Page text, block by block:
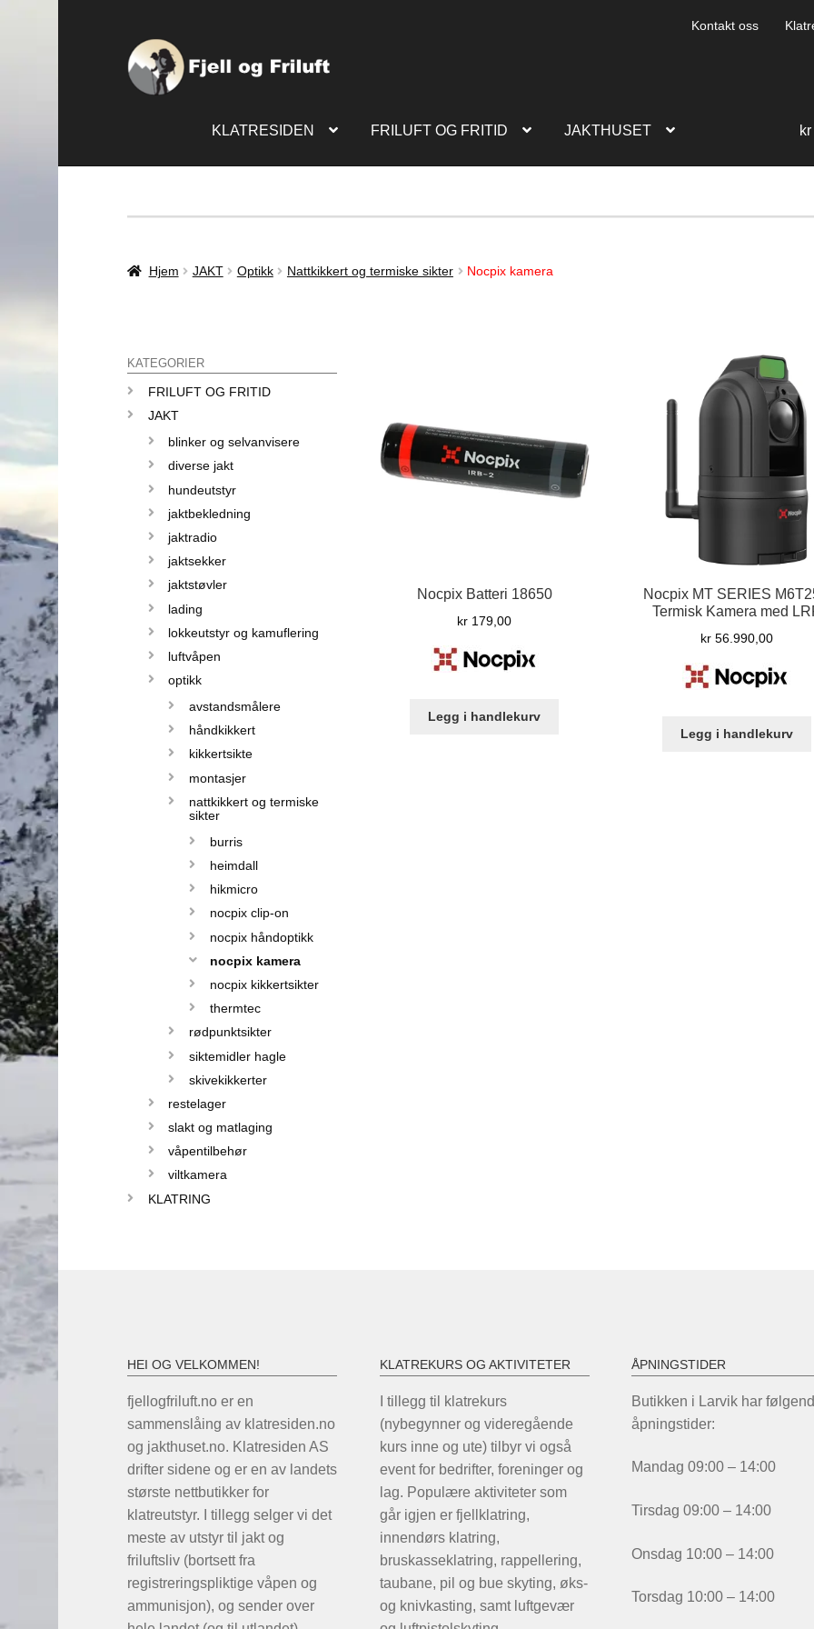
Kontakt oss
KLATRESIDEN FRILUFT OG FRITID JAKTHUSET kr
Hjem JAKT Optikk Nattkikkert og termiske sikter Nocpix kamera
Nocpix Batteri 18650
kr 179,00
Legg i handlekurv
Nocpix MT SERIES
Termisk Kamera med
kr56.990,00
Legg i handlekurv
KATEGORIER
FRILUFT OG FRITID
JAKT
blinker og selvanvisere
diverse jakt
hundeutstyr
jaktbekledning
jaktradio
jaktsekker
jaktstøvler
lading
lokkeutstyr og kamuflering
luftvåpen
optikk
avstandsmålere
håndkikkert
kikkertsikte
montasjer
nattkikkert og termiske
sikter
burris
heimdall
hikmicro
nocpix clip-on
nocpix håndoptikk
nocpix kamera
nocpix kikkertsikter
thermtec
rødpunktsikter
siktemidler hagle
skivekikkerter
restelager
slakt og matlaging
våpentilbehør
viltkamera
KLATRING
HEI OG VELKOMMEN!
fjellogfriluft.no er en
sammenslåing av klatresiden.no
og jakthuset.no. Klatresiden AS
drifter sidene og er en av landets
største nettbutikker for
klatreutstyr. I tillegg selger vi det
meste av utstyr til jakt og
friluftsliv (bortsett fra
registreringspliktige våpen og
ammunisjon), og sender over
KLATREKURS OG AKTIVITETER
I tillegg til klatrekurs
(nybegynner og videregående
kurs inne og ute) tilbyr vi også
event for bedrifter, foreninger og
lag. Populære aktiviteter som
går igjen er fjellklatring,
innendørs klatring,
bruskasseklatring, rappellering,
taubane, pil og bue skyting, øks-
og knivkasting, samt luftgevær
ÅPNINGSTIDER
Butikken i Larvik har
åpningstider:
Mandag 09:00 – 14:00
Tirsdag 09:00 – 14:00
Onsdag 10:00 – 14:00
Torsdag 10:00 – 14:00